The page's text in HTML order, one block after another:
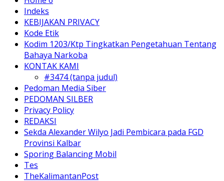
Indeks
KEBIJAKAN PRIVACY
Kode Etik
Kodim 1203/Ktp Tingkatkan Pengetahuan Tentang
Bahaya Narkoba
KONTAK KAMI
#3474 (tanpa judul)
Pedoman Media Siber
PEDOMAN SILBER
Privacy Policy
REDAKSI
Sekda Alexander Wilyo Jadi Pembicara pada FGD
Provinsi Kalbar
Sporing Balancing Mobil
Tes
TheKalimantanPost